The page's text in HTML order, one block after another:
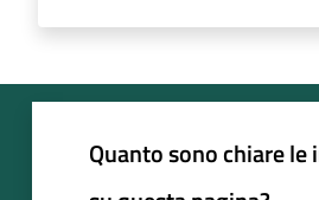
Quanto sono chiare